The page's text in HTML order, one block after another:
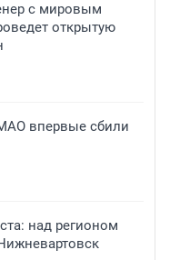
с мировым
открытую
впервые сбили
над регионом